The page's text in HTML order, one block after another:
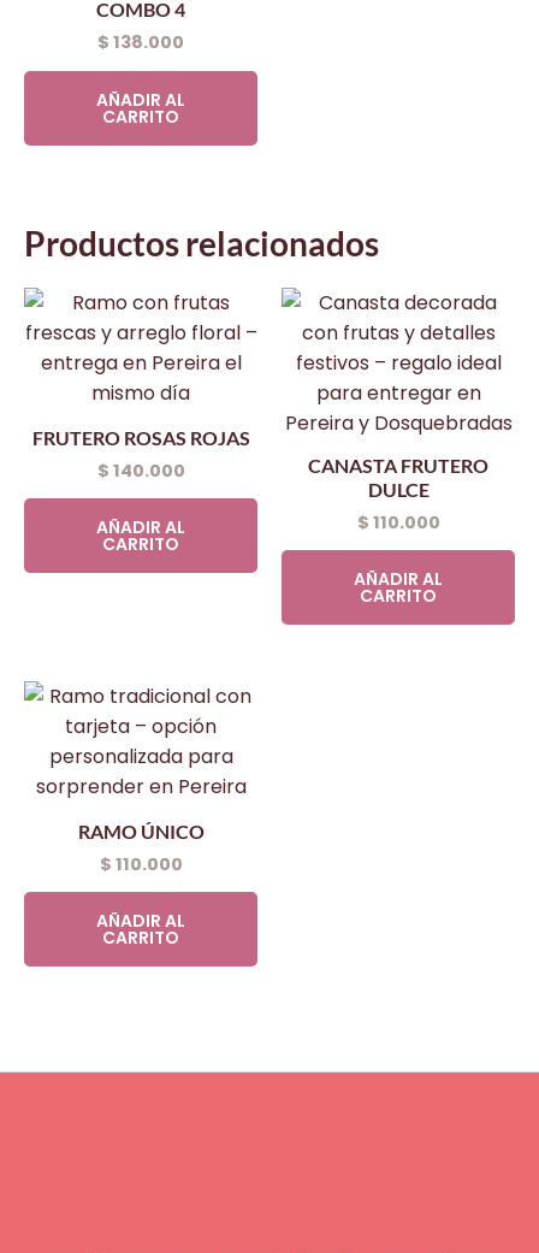
COMBO 4
$ 138.000
AÑADIR AL
CARRITO
Productos relacionados
FRUTERO ROSAS ROJAS
$ 140.000
AÑADIR AL
CARRITO
CANASTA FRUTERO
DULCE
$ 110.000
AÑADIR AL
CARRITO
RAMO ÚNICO
$ 110.000
AÑADIR AL
CARRITO